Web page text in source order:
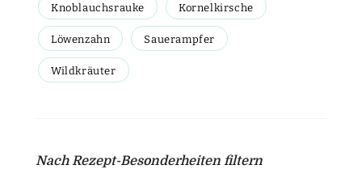
Knoblauchsrauke Kornelkirsche
Löwenzahn Sauerampfer
Wildkräuter
Nach Rezept-Besonderheiten filtern